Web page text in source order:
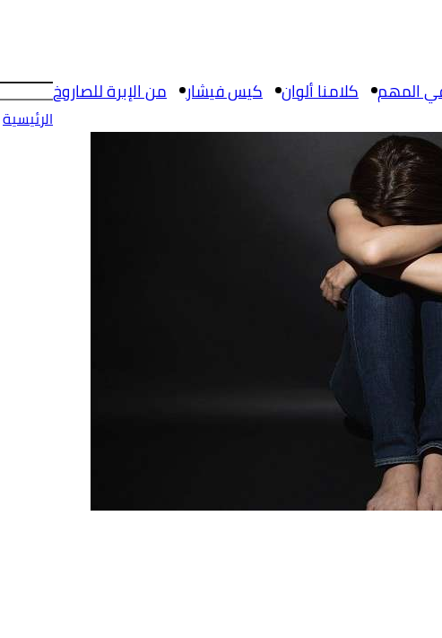
المهم كلامنا ألوان كيس فيشار من الإبرة للصاروخ
الرئيسية